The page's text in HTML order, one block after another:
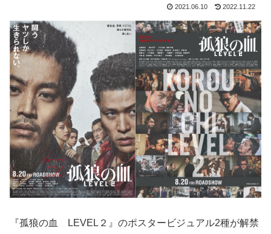
2021.06.10 2022.11.22
『孤狼の血 LEVEL２』のポスタービジュアル2種が解禁